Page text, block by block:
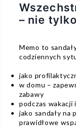
– nie
Memo to
codziennych
jako
w domu –
zabawy
podczas
jako sandały na
prawidłowe